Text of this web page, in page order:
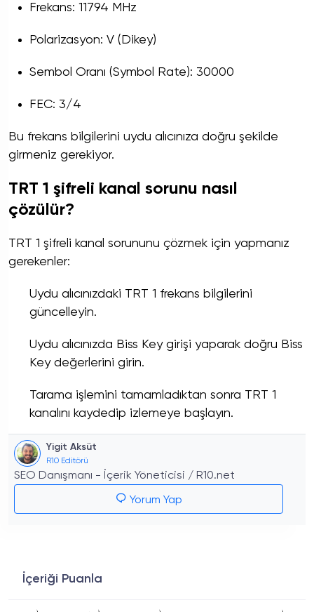
Frekans: 11794 MHz
Polarizasyon: V (Dikey)
Sembol Oranı (Symbol Rate): 30000
FEC: 3/4
Bu frekans bilgilerini uydu alıcınıza doğru şekilde
girmeniz gerekiyor.
TRT 1 şifreli kanal sorunu nasıl
çözülür?
TRT 1 şifreli kanal sorununu çözmek için yapmanız
gerekenler:
Uydu alıcınızdaki TRT 1 frekans bilgilerini
güncelleyin.
Uydu alıcınızda Biss Key girişi yaparak doğru Biss
Key değerlerini girin.
Tarama işlemini tamamladıktan sonra TRT 1
kanalını kaydedip izlemeye başlayın.
Yigit Aksüt
R10 Editörü
SEO Danışmanı - İçerik Yöneticisi / R10.net
Yorum Yap
İçeriği Puanla